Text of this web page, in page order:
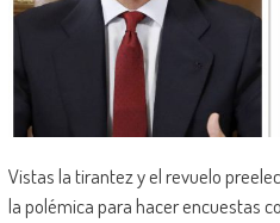
Vistas la tirantez y el revuelo
la polémica para hacer encuestas